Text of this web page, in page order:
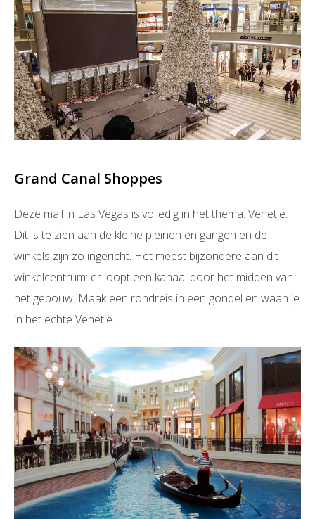
Grand Canal Shoppes
Deze mall in Las Vegas is volledig in het thema: Venetië.
Dit is te zien aan de kleine pleinen en gangen en de
winkels zijn zo ingericht. Het meest bijzondere aan dit
winkelcentrum: er loopt een kanaal door het midden van
het gebouw. Maak een rondreis in een gondel en waan je
in het echte Venetië.